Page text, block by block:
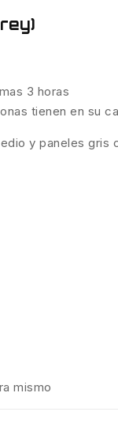
3 horas
tienen en su
y paneles gris
mismo